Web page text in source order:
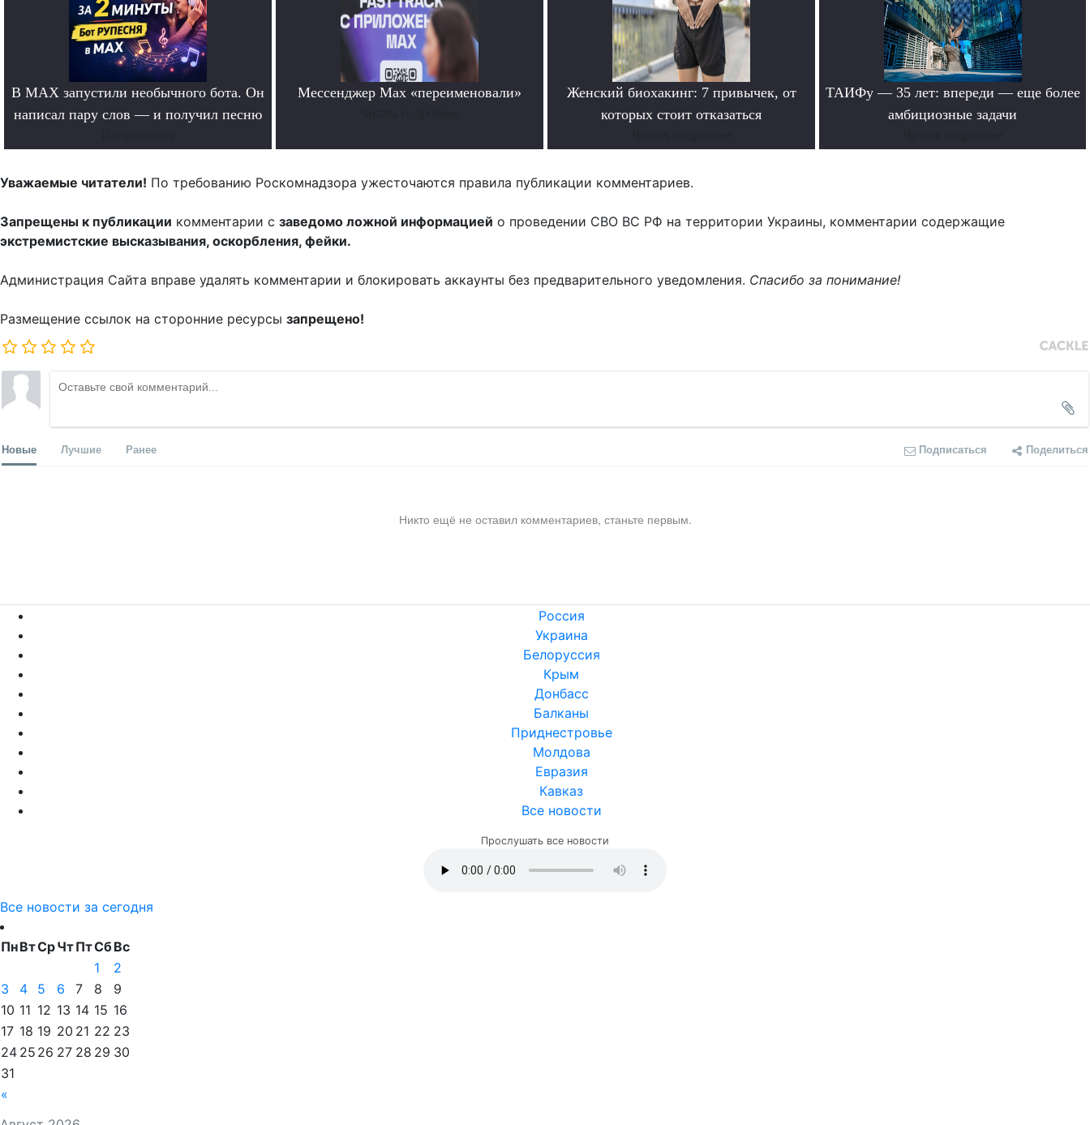
В MAX запустили необычного бота. Он
написал пару слов — и получил песню
Мессенджер Max «переименовали»
Женский биохакинг: 7 привычек, от
которых стоит отказаться
ТАИФу — 35 лет: впереди — еще более
амбициозные задачи
Уважаемые читатели! По требованию Роскомнадзора ужесточаются правила публикации комментариев.
Запрещены к публикации комментарии с заведомо ложной информацией о проведении СВО ВС РФ на территории Украины, комментарии содержащие
экстремистские высказывания, оскорбления, фейки.
Администрация Сайта вправе удалять комментарии и блокировать аккаунты без предварительного уведомления. Спасибо за понимание!
Размещение ссылок на сторонние ресурсы запрещено!
Новые Лучшие Ранее Подписаться Поделиться
Никто ещё не оставил комментариев, станьте первым.
Россия
Украина
Белоруссия
Крым
Донбасс
Балканы
Приднестровье
Молдова
Евразия
Кавказ
Все новости
Прослушать все новости
Все новости за сегодня
ПнВтСрЧтПтСбВс
«
1
2
3
4 5 6 7 8
9
10 11 12 13 14 15 16
17 18 19 20 21 22 23
24 25 26 27 28 29 30
31